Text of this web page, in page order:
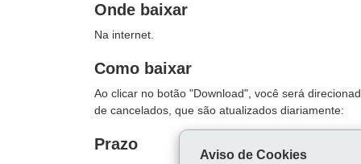
Onde baixar
Na internet.
Como baixar
Ao clicar no botão "Download", você será
de cancelados, que são atualizados diariamente:
Prazo
Aviso de Cookies